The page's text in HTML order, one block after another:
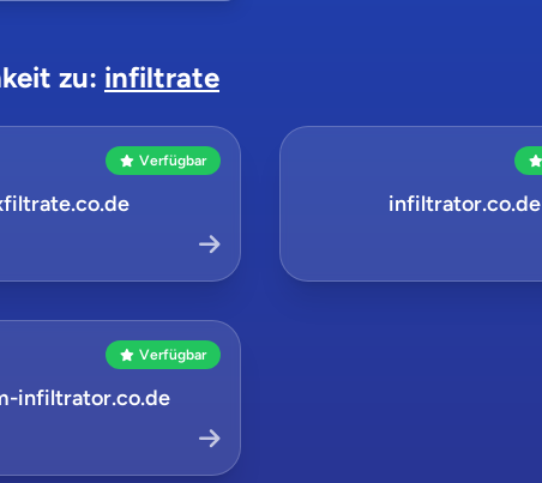
zu: infiltrate
Verfügbar
infiltrator.co.de
Verfügbar
infiltrator.co.de